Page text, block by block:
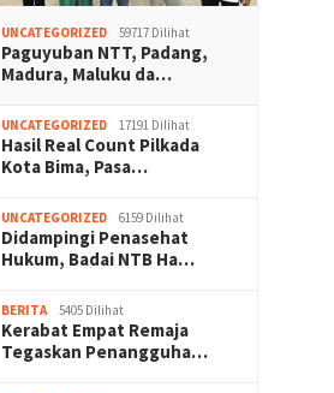
UNCATEGORIZED 59717 Dilihat
Paguyuban NTT, Padang,
Madura, Maluku da…
UNCATEGORIZED 17191 Dilihat
Hasil Real Count Pilkada
Kota Bima, Pasa…
UNCATEGORIZED 6159 Dilihat
Didampingi Penasehat
Hukum, Badai NTB Ha…
BERITA 5405 Dilihat
Kerabat Empat Remaja
Tegaskan Penangguha…